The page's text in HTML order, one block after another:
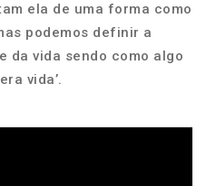
ela de uma forma como
podemos definir a
da vida sendo como algo
vida’.